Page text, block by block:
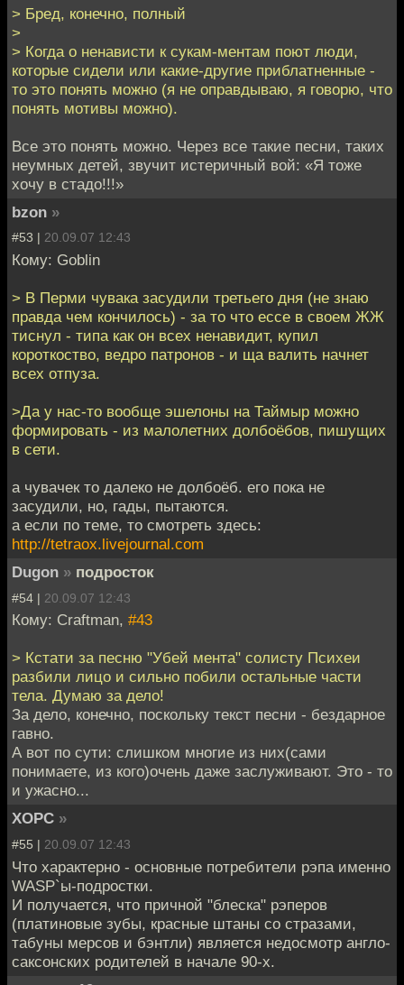
> Бред, конечно, полный
>
> Когда о ненависти к сукам-ментам поют люди,
которые сидели или какие-другие приблатненные -
то это понять можно (я не оправдываю, я говорю, что
понять мотивы можно).
Все это понять можно. Через все такие песни, таких
неумных детей, звучит истеричный вой: «Я тоже
хочу в стадо!!!»
bzon »
#53 | 20.09.07 12:43
Кому: Goblin
> В Перми чувака засудили третьего дня (не знаю
правда чем кончилось) - за то что ессе в своем ЖЖ
тиснул - типа как он всех ненавидит, купил
короткоство, ведро патронов - и ща валить начнет
всех отпуза.
>Да у нас-то вообще эшелоны на Таймыр можно
формировать - из малолетних долбоёбов, пишущих
в сети.
а чувачек то далеко не долбоёб. его пока не
засудили, но, гады, пытаются.
а если по теме, то смотреть здесь:
http://tetraox.livejournal.com
Dugon » подросток
#54 | 20.09.07 12:43
Кому: Craftman, #43
> Кстати за песню "Убей мента" солисту Психеи
разбили лицо и сильно побили остальные части
тела. Думаю за дело!
За дело, конечно, поскольку текст песни - бездарное
гавно.
А вот по сути: слишком многие из них(сами
понимаете, из кого)очень даже заслуживают. Это - то
и ужасно...
XOPC »
#55 | 20.09.07 12:43
Что характерно - основные потребители рэпа именно
WASP`ы-подростки.
И получается, что причной "блеска" рэперов
(платиновые зубы, красные штаны со стразами,
табуны мерсов и бэнтли) является недосмотр англо-
саксонских родителей в начале 90-х.